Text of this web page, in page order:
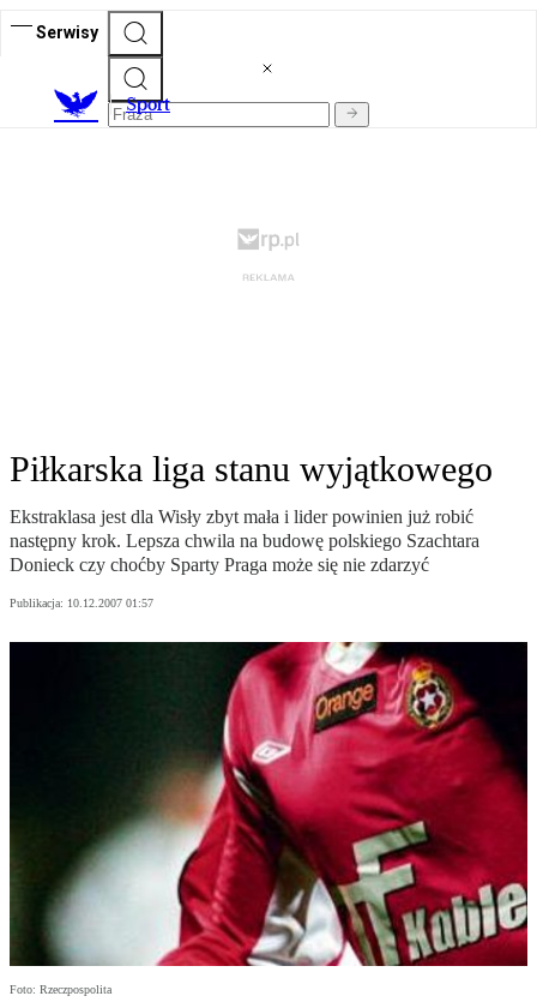
Serwisy
Sport
Piłkarska liga stanu wyjątkowego
Ekstraklasa jest dla Wisły zbyt mała i lider powinien już robić
następny krok. Lepsza chwila na budowę polskiego Szachtara
Donieck czy choćby Sparty Praga może się nie zdarzyć
Publikacja: 10.12.2007 01:57
Foto: Rzeczpospolita